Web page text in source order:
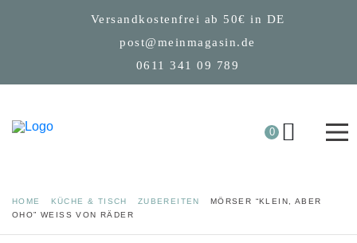
Versandkostenfrei ab 50€ in DE
post@meinmagasin.de
0611 341 09 789
0
HOME KÜCHE & TISCH ZUBEREITEN
MÖRSER “KLEIN, ABER
OHO” WEISS VON RÄDER